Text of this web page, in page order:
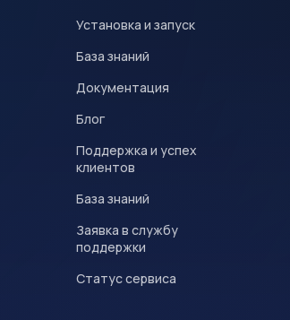
Установка и запуск
База знаний
Документация
Блог
Поддержка и успех
клиентов
База знаний
Заявка в службу
поддержки
Статус сервиса